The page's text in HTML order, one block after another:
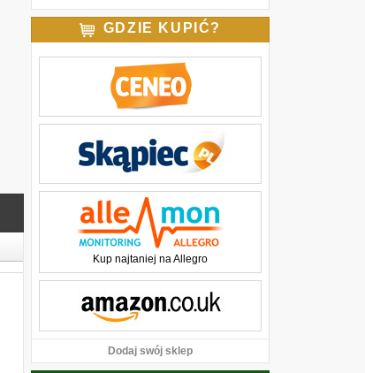
GDZIE KUPIĆ?
Kup najtaniej na Allegro
Dodaj swój sklep